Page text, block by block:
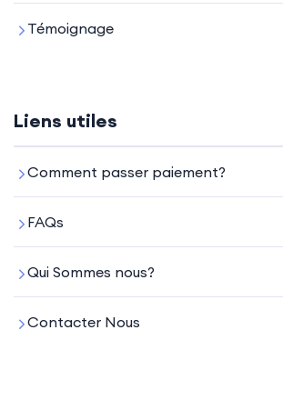
Témoignage
Liens utiles
Comment passer paiement?
FAQs
Qui Sommes nous?
Contacter Nous